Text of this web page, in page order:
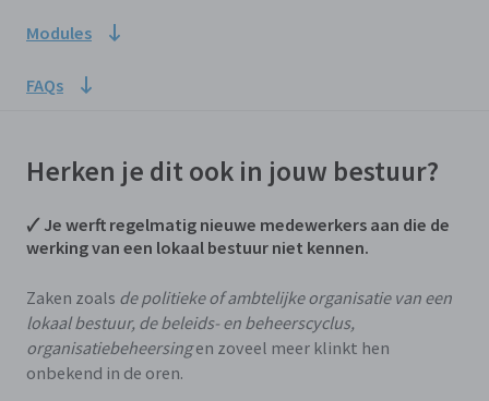
Modules
FAQs
Herken je dit ook in jouw bestuur?
🗸 Je werft regelmatig nieuwe medewerkers aan die de
werking van een lokaal bestuur niet kennen.
Zaken zoals de politieke of ambtelijke organisatie van een
lokaal bestuur, de beleids- en beheerscyclus,
organisatiebeheersingen zoveel meer klinkt hen
onbekend in de oren.